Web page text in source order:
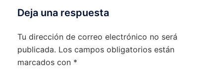
Deja una respuesta
Tu dirección de correo electrónico no será
publicada. Los campos obligatorios están
marcados con *